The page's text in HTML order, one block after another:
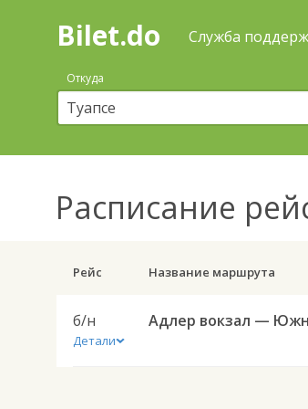
Поиск
покупка
билетов
автобус
онлайн
Bilet.do Служба
Откуда
Расписание
Рейс Название маршрута
б/н
Детали
Адлер вокзал —